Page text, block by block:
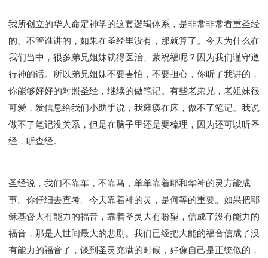
我所创立的华人命定神学的这套逻辑体系，是非常非常看重圣经
的。不管谁讲的，如果在圣经里没有，那就算了。今天为什么在
我们当中，很多弟兄姐妹就得医治、蒙祝福呢？因为我们谨守遵
行神的话。所以弟兄姐妹不要害怕，不要担心，你听了我讲的，
你能够好好的对照圣经，继续的做笔记。有些老弟兄，老姐妹很
可爱，发信息给我们小助手说，我瘫痪在床，做不了笔记。我说
做不了笔记没关系，但是在脑子里还是要梳理，因为还可以听圣
经，听查经。
圣经说，我们不靠车，不靠马，单单靠着耶和华神的灵方能成
事。你仔细去查考。今天靠着神的灵，是何等的重要。如果把耶
稣基督大有能力的福音，靠着圣灵大有盼望，信成了没有能力的
福音，那是人世间最大的悲剧。我们已经把大能的福音信成了没
有能力的福音了，谈到圣灵充满的时候，好像自己是正统似的，